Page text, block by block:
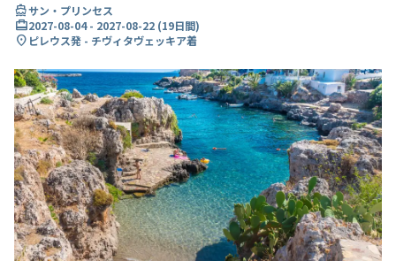
directions_boatサン・プリンセス
card_travel2027-08-04- 2027-08-22 (19日間)
location_on ピレウス発 - チヴィタヴェッキア着